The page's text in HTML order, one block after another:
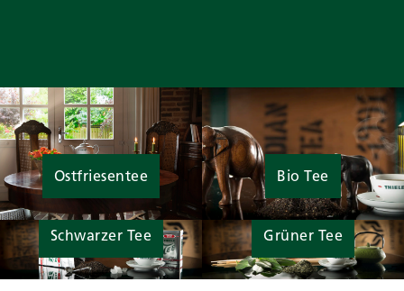
Ostfriesentee Bio Tee
Schwarzer Tee Grüner Tee